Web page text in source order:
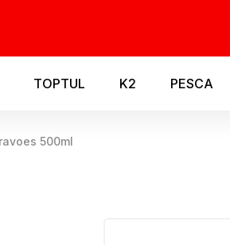
TOPTUL K2 PESCA
500ml